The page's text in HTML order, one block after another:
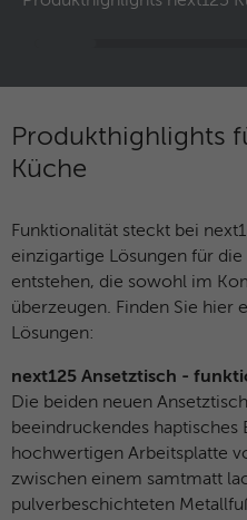
Produkthighlights
Küche
Funktionalität steckt bei
einzigartige Lösungen für
entstehen, die sowohl im
überzeugen. Finden Sie hier
Lösungen:
next125 Ansetztisch -
Die beiden neuen
beeindruckendes haptisches
hochwertigen Arbeitsplatte
zwischen einem samtmatt
pulverbeschichteten
Zweck
Anfragen
Application
Laufzeit
Zweck
Werbung,
Web
Name
Anbieter Google
Laufzeit 6 Monate
Google
und das